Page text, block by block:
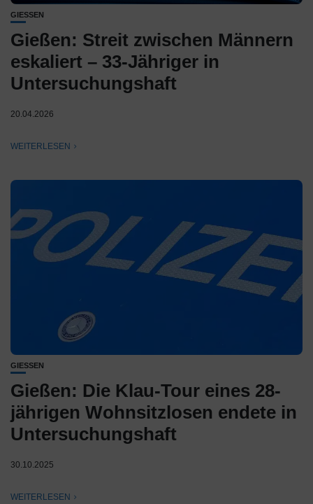
GIESSEN
Gießen: Streit zwischen Männern
eskaliert – 33-Jähriger in
Untersuchungshaft
20.04.2026
WEITERLESEN
GIESSEN
Gießen: Die Klau-Tour eines 28-
jährigen Wohnsitzlosen endete in
Untersuchungshaft
30.10.2025
WEITERLESEN